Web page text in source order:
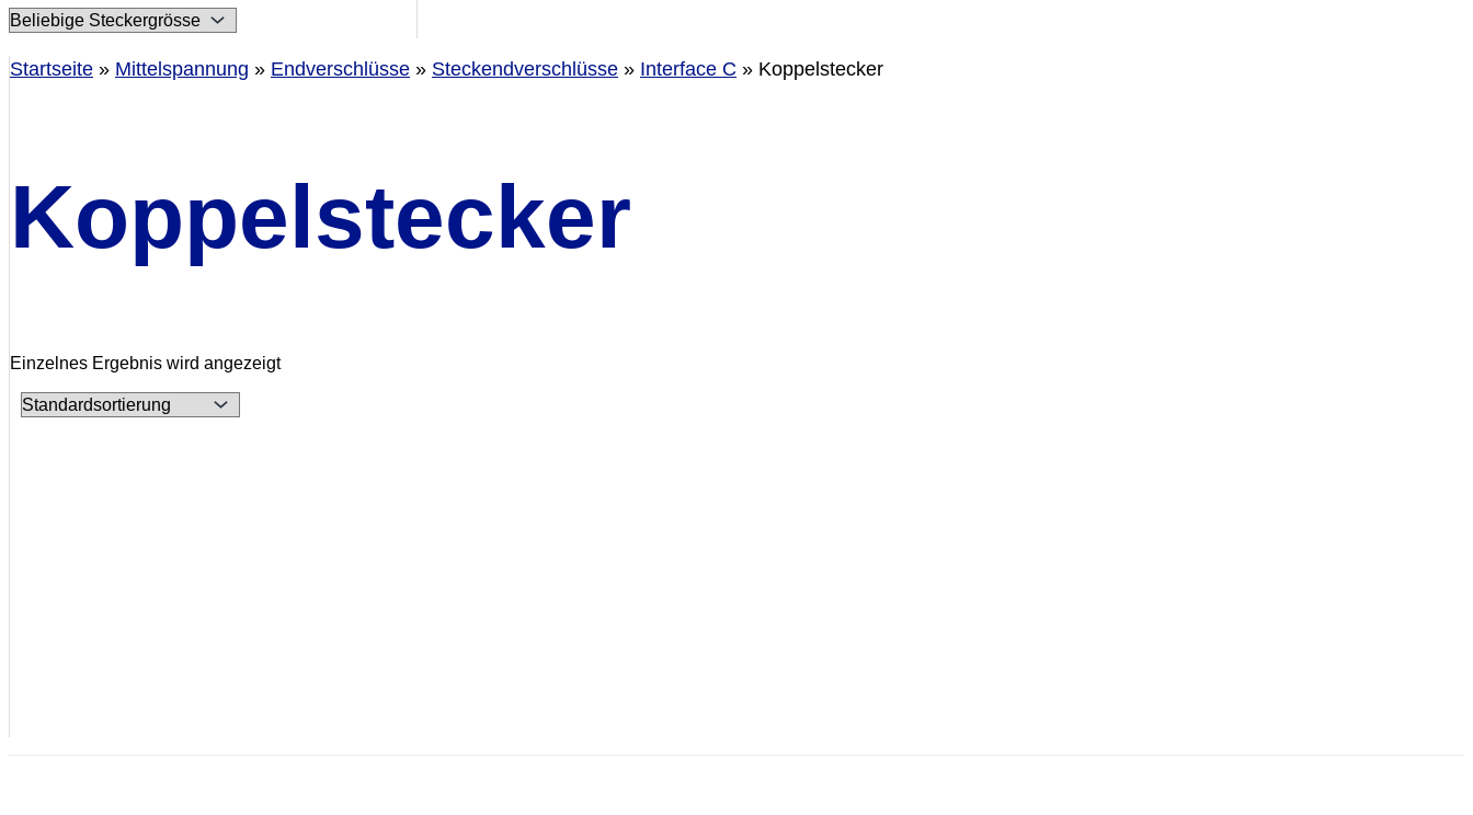
Startseite » Mittelspannung » Endverschlüsse » Steckendverschlüsse » Interface C » Koppelstecker
Koppelstecker
Einzelnes Ergebnis wird angezeigt